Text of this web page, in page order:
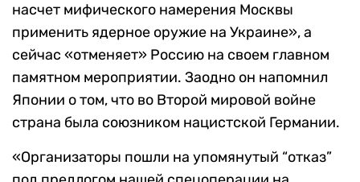
насчет мифического намерения Москвы
применить ядерное оружие на Украине», а
сейчас «отменяет» Россию на своем главном
памятном мероприятии. Заодно он напомнил
Японии о том, что во Второй мировой войне
страна была союзником нацистской Германии.
«Организаторы пошли на упомянутый “отказ”